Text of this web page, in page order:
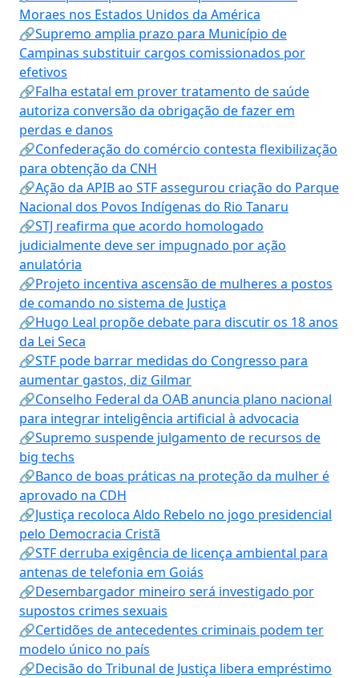
Moraes nos Estados Unidos da América
🔗Supremo amplia prazo para Município de
Campinas substituir cargos comissionados por
efetivos
🔗Falha estatal em prover tratamento de saúde
autoriza conversão da obrigação de fazer em
perdas e danos
🔗Confederação do comércio contesta flexibilização
para obtenção da CNH
🔗Ação da APIB ao STF assegurou criação do Parque
Nacional dos Povos Indígenas do Rio Tanaru
🔗STJ reafirma que acordo homologado
judicialmente deve ser impugnado por ação
anulatória
🔗Projeto incentiva ascensão de mulheres a postos
de comando no sistema de Justiça
🔗Hugo Leal propõe debate para discutir os 18 anos
da Lei Seca
🔗STF pode barrar medidas do Congresso para
aumentar gastos, diz Gilmar
🔗Conselho Federal da OAB anuncia plano nacional
para integrar inteligência artificial à advocacia
🔗Supremo suspende julgamento de recursos de
big techs
🔗Banco de boas práticas na proteção da mulher é
aprovado na CDH
🔗Justiça recoloca Aldo Rebelo no jogo presidencial
pelo Democracia Cristã
🔗STF derruba exigência de licença ambiental para
antenas de telefonia em Goiás
🔗Desembargador mineiro será investigado por
supostos crimes sexuais
🔗Certidões de antecedentes criminais podem ter
modelo único no país
🔗Decisão do Tribunal de Justiça libera empréstimo